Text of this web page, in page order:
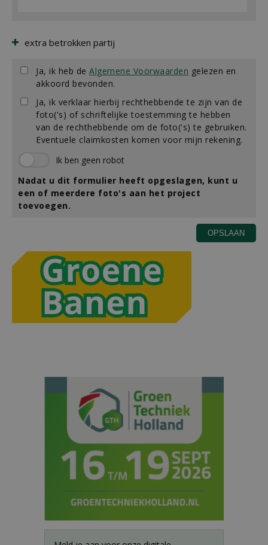
extra betrokken partij
Ja, ik heb de Algemene Voorwaarden gelezen en
akkoord bevonden.
Ja, ik verklaar hierbij rechthebbende te zijn van de
foto('s) of schriftelijke toestemming te hebben
van de rechthebbende om de foto('s) te gebruiken.
Eventuele claimkosten komen voor mijn rekening.
Nadat u dit formulier heeft opgeslagen, kunt u
een of meerdere foto's aan het project
toevoegen.